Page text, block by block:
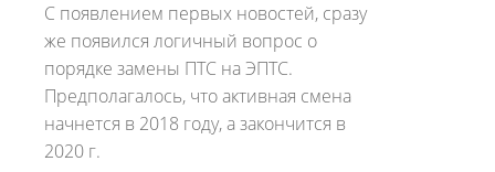
С появлением первых новостей, сразу
же появился логичный вопрос о
порядке замены ПТС на ЭПТС.
Предполагалось, что активная смена
начнется в 2018 году, а закончится в
2020 г.